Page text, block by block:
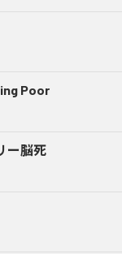
Poor
ー脳死